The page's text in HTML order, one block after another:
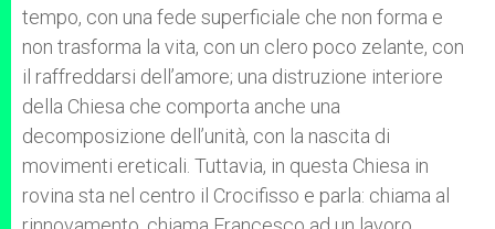
tempo, con una fede superficiale che non forma e
non trasforma la vita, con un clero poco zelante, con
il raffreddarsi dell’amore; una distruzione interiore
della Chiesa che comporta anche una
decomposizione dell’unità, con la nascita di
movimenti ereticali. Tuttavia, in questa Chiesa in
rovina sta nel centro il Crocifisso e parla: chiama al